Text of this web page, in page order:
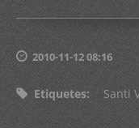
2010-11-12 08:16
Etiquetes: Santi